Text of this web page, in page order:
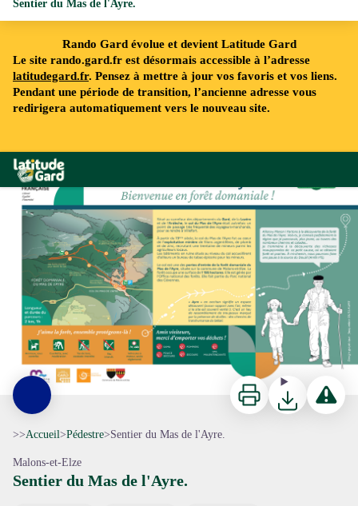
Rando Gard évolue et devient Latitude Gard
Le site rando.gard.fr est désormais accessible à l’adresse
latitudegard.fr. Pensez à mettre à jour vos favoris et vos liens.
Pendant une période de transition, l’ancienne adresse vous
redirigera automatiquement vers le nouveau site.
Rando Gard
Sentier du Mas de l'Ayre.
Imprimer TéléchargerSignaler
>>Accueil>Pédestre>Sentier du Mas de l'Ayre.
Malons-et-Elze
Sentier du Mas de l'Ayre.